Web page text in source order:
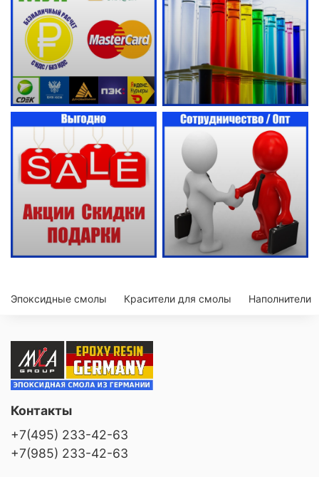
Эпоксидные смолы Красители для смолы Наполнители
Контакты
+7(495) 233-42-63
+7(985) 233-42-63